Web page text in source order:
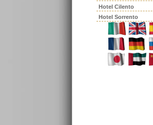
Hotel Cilento
Hotel Sorrento